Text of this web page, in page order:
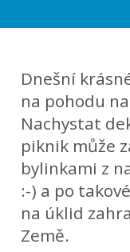
Dnešní
na pohodu
Nachystat
piknik může
bylinkami z
:-) a po
na úklid
Země.